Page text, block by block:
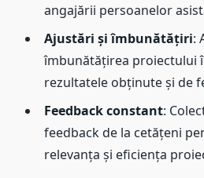
angajării persoanelor
Ajustări și îmbunătățiri:
îmbunătățirea proiectului
rezultatele obținute și de
Feedback constant:
feedback de la cetățeni
relevanța și eficiența